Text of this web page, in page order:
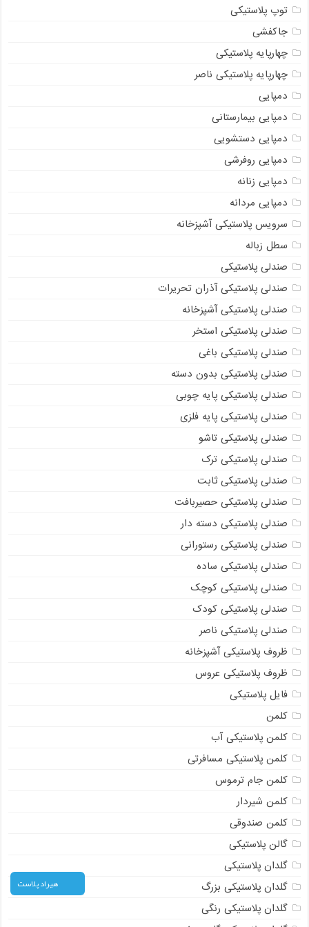
توپ پلاستیکی
جاکفشی
چهارپایه پلاستیکی
چهارپایه پلاستیکی ناصر
دمپایی
دمپایی بیمارستانی
دمپایی دستشویی
دمپایی روفرشی
دمپایی زنانه
دمپایی مردانه
سرویس پلاستیکی آشپزخانه
سطل زباله
صندلی پلاستیکی
صندلی پلاستیکی آذران تحریرات
صندلی پلاستیکی آشپزخانه
صندلی پلاستیکی استخر
صندلی پلاستیکی باغی
صندلی پلاستیکی بدون دسته
صندلی پلاستیکی پایه چوبی
صندلی پلاستیکی پایه فلزی
صندلی پلاستیکی تاشو
صندلی پلاستیکی ترک
صندلی پلاستیکی ثابت
صندلی پلاستیکی حصیربافت
صندلی پلاستیکی دسته دار
صندلی پلاستیکی رستورانی
صندلی پلاستیکی ساده
صندلی پلاستیکی کوچک
صندلی پلاستیکی کودک
صندلی پلاستیکی ناصر
ظروف پلاستیکی آشپزخانه
ظروف پلاستیکی عروس
فایل پلاستیکی
کلمن
کلمن پلاستیکی آب
کلمن پلاستیکی مسافرتی
کلمن جام ترموس
کلمن شیردار
کلمن صندوقی
گالن پلاستیکی
گلدان پلاستیکی
گلدان پلاستیکی بزرگ
گلدان پلاستیکی رنگی
هیراد پلاست